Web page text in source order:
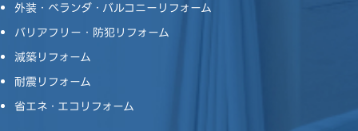
外装・ベランダ・バルコニーリフォーム
バリアフリー・防犯リフォーム
減築リフォーム
耐震リフォーム
省エネ・エコリフォーム